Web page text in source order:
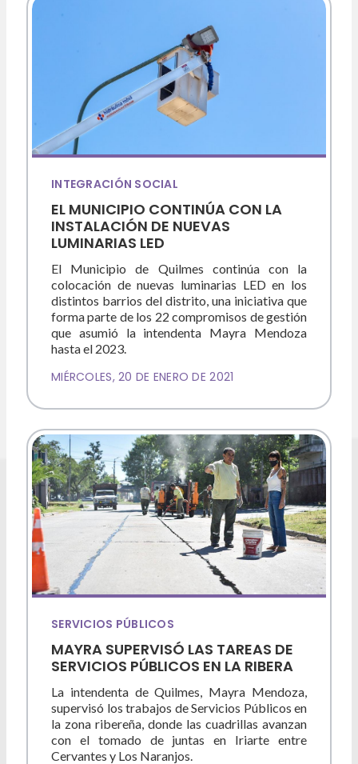
INTEGRACIÓN SOCIAL
EL MUNICIPIO CONTINÚA CON LA
INSTALACIÓN DE NUEVAS
LUMINARIAS LED
El Municipio de Quilmes continúa con la
colocación de nuevas luminarias LED en los
distintos barrios del distrito, una iniciativa que
forma parte de los 22 compromisos de gestión
que asumió la intendenta Mayra Mendoza
hasta el 2023.
MIÉRCOLES, 20 DE ENERO DE 2021
SERVICIOS PÚBLICOS
MAYRA SUPERVISÓ LAS TAREAS DE
SERVICIOS PÚBLICOS EN LA RIBERA
La intendenta de Quilmes, Mayra Mendoza,
supervisó los trabajos de Servicios Públicos en
la zona ribereña, donde las cuadrillas avanzan
con el tomado de juntas en Iriarte entre
Cervantes y Los Naranjos.